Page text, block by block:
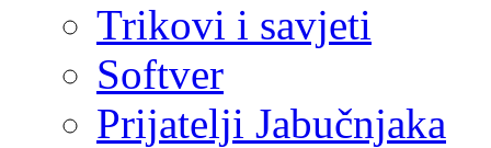
Trikovi i savjeti
Softver
Prijatelji Jabučnjaka